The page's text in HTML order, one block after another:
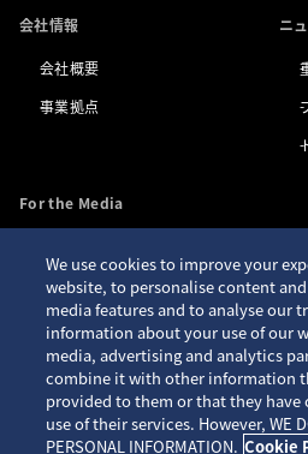
会社情報
会社概要
事業拠点
ニ
For the Media
お問い合わせ
ア
プライバシーポリシー
クッキーポリシー
Seiko ID
We use cookies to improve your
website, to personalise content
media features and to analyse our
information about your use of our
media, advertising and analytics
combine it with other information
provided to them or that they
use of their services. However, WE
PERSONAL INFORMATION. Cookie